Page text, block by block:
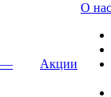
—
Акции
О нас